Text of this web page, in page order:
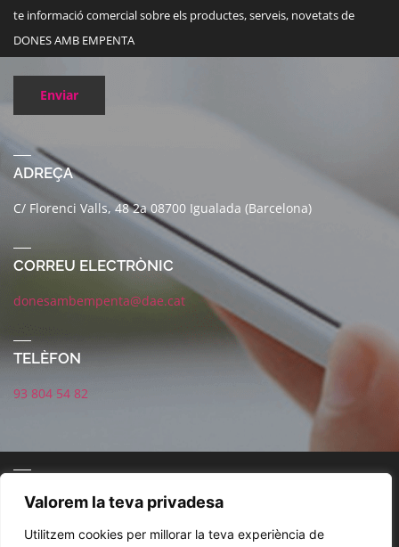
Valorem la teva privadesa
Utilitzem cookies per millorar la teva experiència de
te informació comercial sobre els productes, serveis, novetats de
DONES AMB EMPENTA
Enviar
ADREÇA
C/ Florenci Valls, 48 2a 08700 Igualada (Barcelona)
CORREU ELECTRÒNIC
donesambempenta@dae.cat
TELÈFON
93 804 54 82